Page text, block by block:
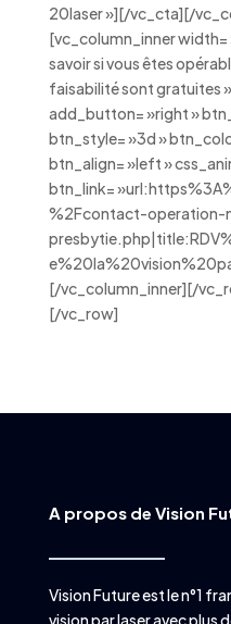
20laser »][/vc_cta][/
[vc_column_inner
savoir si vous êtes
faisabilité sont gratuites
add_button= »right »
btn_style= »3d »
btn_align= »left »
btn_link=
%2Fcontact-operation-
[/vc_column_inner][/
[/vc_row]
A propos de Vision
Vision Future est le n°1
vision par laser avec plus